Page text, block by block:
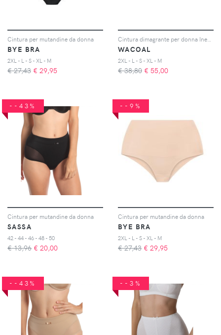
Cintura per mutandine da donna
BYE BRA
2XL - L - S - XL - M
€ 27,43 € 29,95
Cintura dimagrante per donna Ines secret
WACOAL
2XL - L - S - XL - M
€ 38,80 € 55,00
--43%
Cintura per mutandine da donna
SASSA
42 - 44 - 46 - 48 - 50
€ 13,96 € 20,00
--9%
Cintura per mutandine da donna
BYE BRA
2XL - L - S - XL - M
€ 27,43 € 29,95
--43% --3%